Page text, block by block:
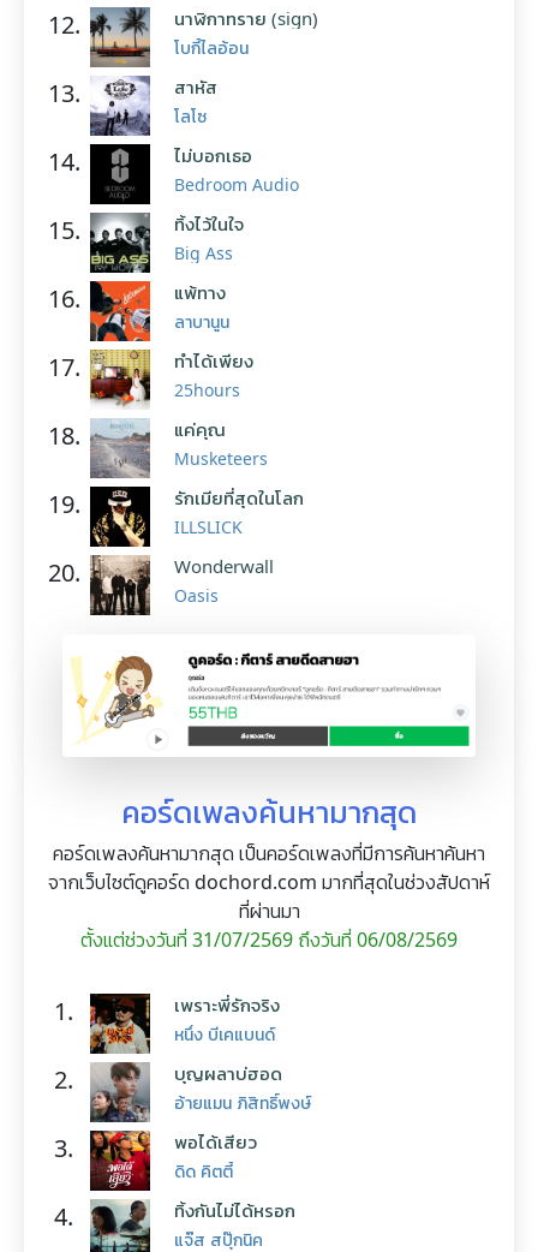
12. นาฬิกาทราย (sign)
โบกี้ไลอ้อน
13. สาหัส
โลโซ
14. ไม่บอกเธอ
Bedroom Audio
15. ทิ้งไว้ในใจ
Big Ass
16. แพ้ทาง
ลาบานูน
17. ทำได้เพียง
25hours
18. แค่คุณ
Musketeers
19. รักเมียที่สุดในโลก
ILLSLICK
20. Wonderwall
Oasis
คอร์ดเพลงค้นหามากสุด
คอร์ดเพลงค้นหามากสุด เป็นคอร์ดเพลงที่มีการค้นหาค้นหา
จากเว็บไซต์ดูคอร์ด dochord.com มากที่สุดในช่วงสัปดาห์
ที่ผ่านมา
ตั้งแต่ช่วงวันที่ 31/07/2569 ถึงวันที่ 06/08/2569
1. เพราะพี่รักจริง
หนึ่ง บีเคแบนด์
2. บุญผลาบ่ฮอด
อ้ายแมน ภิสิทธิ์พงษ์
3. พอได้เสียว
ดิด คิตตี้
4. ทิ้งกันไม่ได้หรอก
แจ๊ส สปุ๊กนิค